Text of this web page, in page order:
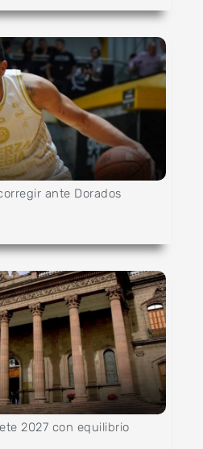
ante Dorados
2027 con equilibrio